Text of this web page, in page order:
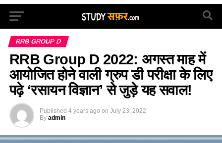
RRB GROUP D
RRB Group D 2022: अगस्त माह में
आयोजित होने वाली ग्रुप डी परीक्षा के लिए
पढ़े ‘रसायन विज्ञान’ से जुड़े यह सवाल!
Published 4 years ago on July 23, 2022
By admin